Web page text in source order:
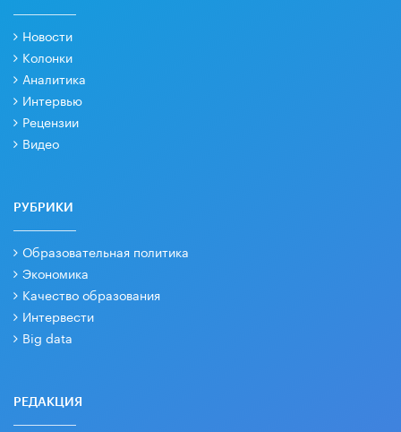
Новости
Колонки
Аналитика
Интервью
Рецензии
Видео
РУБРИКИ
Образовательная политика
Экономика
Качество образования
Интервести
Big data
РЕДАКЦИЯ